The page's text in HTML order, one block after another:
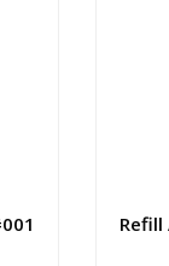
Refill